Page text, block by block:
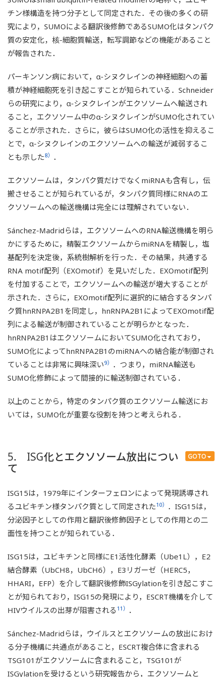
チン様構造を持つ分子として同定された．その後の多くの研
究により，SUMOによる翻訳後修飾であるSUMO化はタンパク
質の安定化，核-細胞質輸送，転写調節などの機能があること
が報告された．
パーキンソン病において，α-シヌクレインの神経細胞への蓄
積が神経細胞死を引き起こすことが知られている．Schneider
らの研究により，α-シヌクレインがエクソソームへ輸送され
ること，エクソソーム中のα-シヌクレインがSUMO化されてい
ることが示された．さらに，彼らはSUMO化の活性を抑えるこ
とで，α-シヌクレインのエクソソームへの輸送が減弱するこ
とも示した8） ．
エクソソームは，タンパク質だけでなくmiRNAも含有し，伝
搬させることが知られているが，タンパク質同様にRNAのエ
クソソームへの輸送機構は完全には理解されていない．
Sánchez-Madridらは，エクソソームへのRNA輸送機構を明ら
かにするために，精製エクソソームからmiRNAを精製し，塩
基配列を決定後，系統樹解析を行った．その結果，共通する
RNA motif配列（EXOmotif）を見いだした．EXOmotif配列
を付加することで，エクソソームへの輸送が増大することが
示された．さらに，EXOmotif配列に選択的に結合するタンパ
ク質hnRNPA2B1を同定し，hnRNPA2B1によってEXOmotif配
列による輸送が制御されていることが明らかとなった．
hnRNPA2B1はエクソソームにおいてSUMO化されており，
SUMO化によってhnRNPA2B1のmiRNAへの結合能が制御され
ていることは非常に興味深い9） ．つまり，miRNA輸送も
SUMO化修飾によって間接的に輸送制御されている．
以上のことから，特定のタンパク質のエクソソーム輸送にお
いては，SUMO化が重要な役割を持つと考えられる．
GOTO
5. ISG化とエクソソーム放出につい
て
ISG15は，1979年にインターフェロンによって発現誘導され
るユビキチン様タンパク質として同定された10） ．ISG15は，
分泌因子としての作用と翻訳後修飾因子としての作用との二
面性を持つことが知られている．
ISG15は，ユビキチンと同様にE1活性化酵素（Ube1L），E2
結合酵素（UbCH8，UbCH6），E3リガーゼ（HERC5，
HHARI，EFP）を介して翻訳後修飾ISGylationを引き起こすこ
とが知られており，ISG15の発現により，ESCRT機構を介して
HIVウイルスの出芽が阻害される 11） ．
Sánchez-Madridらは，ウイルスとエクソソームの放出におけ
る分子機構に共通点があること，ESCRT複合体に含まれる
TSG101がエクソソームに含まれること，TSG101が
ISGylationを受けるという研究報告から，エクソソームと